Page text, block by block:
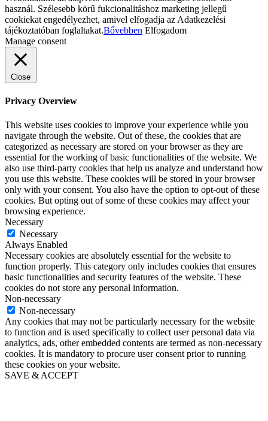
használ. Szélesebb körű fukcionalitáshoz marketing jellegű
cookiekat engedélyezhet, amivel elfogadja az Adatkezelési
tájékoztatóban foglaltakat.Bővebben Elfogadom
Manage consent
Close
Privacy Overview
This website uses cookies to improve your experience while you
navigate through the website. Out of these, the cookies that are
categorized as necessary are stored on your browser as they are
essential for the working of basic functionalities of the website. We
also use third-party cookies that help us analyze and understand how
you use this website. These cookies will be stored in your browser
only with your consent. You also have the option to opt-out of these
cookies. But opting out of some of these cookies may affect your
browsing experience.
Necessary
Necessary
Always Enabled
Necessary cookies are absolutely essential for the website to
function properly. This category only includes cookies that ensures
basic functionalities and security features of the website. These
cookies do not store any personal information.
Non-necessary
Non-necessary
Any cookies that may not be particularly necessary for the website
to function and is used specifically to collect user personal data via
analytics, ads, other embedded contents are termed as non-necessary
cookies. It is mandatory to procure user consent prior to running
these cookies on your website.
SAVE & ACCEPT